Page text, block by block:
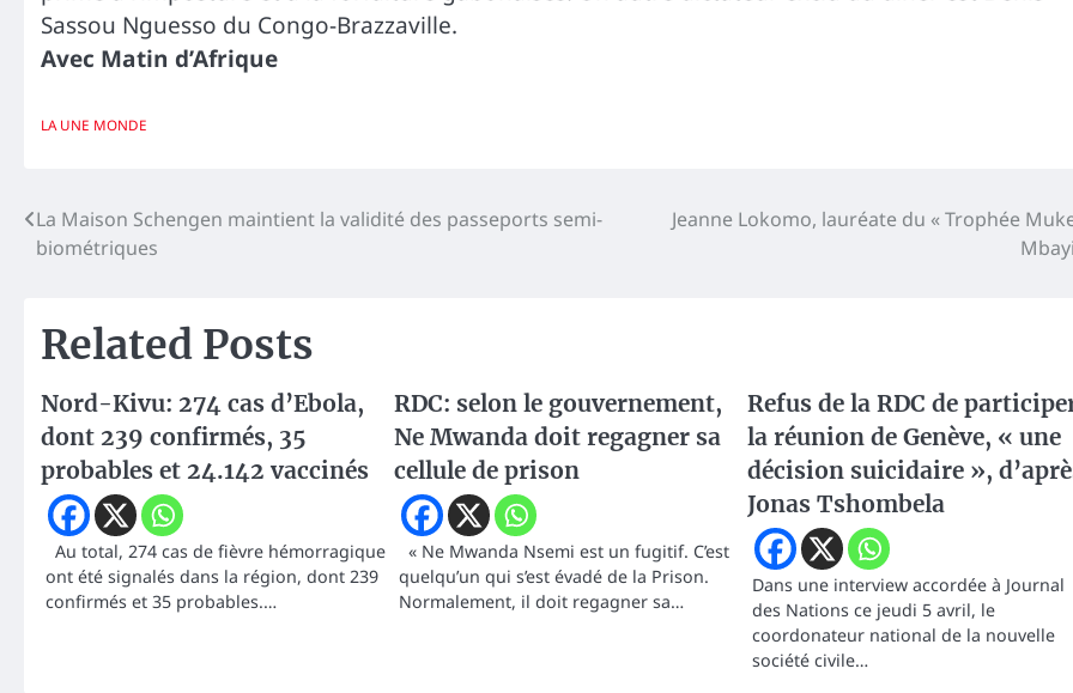
Sassou Nguesso du Congo-Brazzaville.
Avec Matin d’Afrique
LA UNE MONDE
Navigation
La Maison Schengen maintient la validité des passeports semi-
biométriques
Jeanne Lokomo, lauréate du « Trophée
Related Posts
Nord-Kivu: 274 cas d’Ebola,
dont 239 confirmés, 35
probables et 24.142 vaccinés
Au total, 274 cas de fièvre hémorragique
ont été signalés dans la région, dont 239
confirmés et 35 probables.…
RDC: selon le gouvernement,
Ne Mwanda doit regagner sa
cellule de prison
« Ne Mwanda Nsemi est un fugitif. C’est
quelqu’un qui s’est évadé de la Prison.
Normalement, il doit regagner sa…
Refus de la RDC de
la réunion de Genève, « une
décision suicidaire »,
Jonas Tshombela
Dans une interview accordée à Journal
des Nations ce jeudi 5 avril, le
coordonateur national de la nouvelle
société civile…